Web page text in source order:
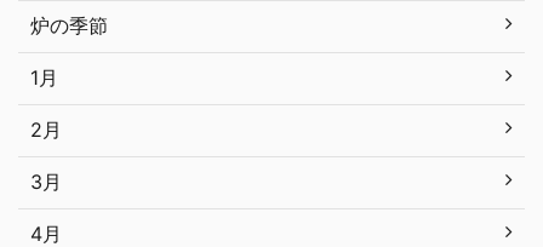
炉の季節
1月
2月
3月
4月